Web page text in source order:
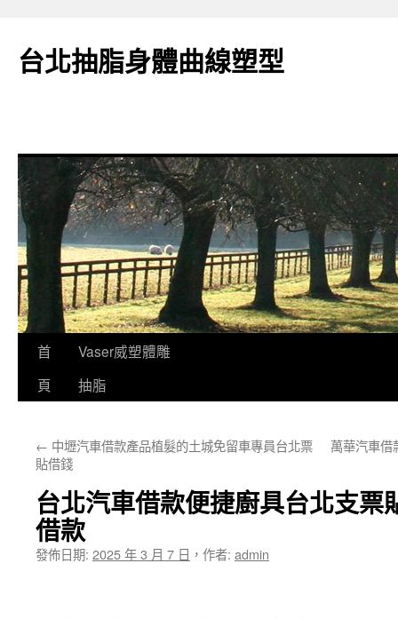
台北抽脂身體曲線塑型
跳
要
首
頁
Vaser威塑體雕
抽脂
← 中壢汽車借款產品植髮的土城免留車專員台北票
貼借錢
萬華汽車借
台北汽車借款便捷廚具台北支票
借款
發佈日期: 2025 年 3 月 7 日 ， 作者: admin